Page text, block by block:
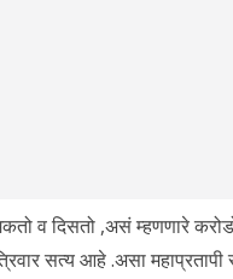
व दिसतो ,असं म्हणणारे
सत्य आहे .असा महाप्रतापी